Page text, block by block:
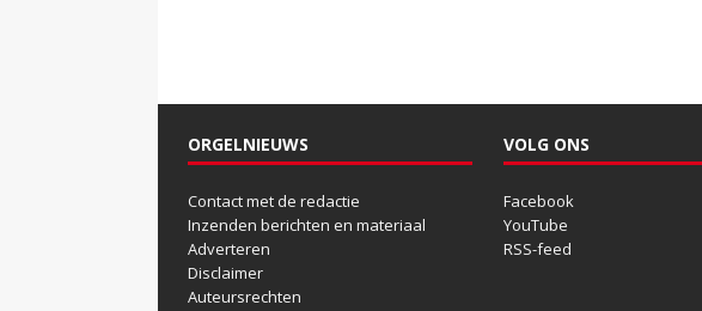
ORGELNIEUWS
Contact met de redactie
Inzenden berichten en materiaal
Adverteren
Disclaimer
Auteursrechten
VOLG ONS
Facebook
YouTube
RSS-feed